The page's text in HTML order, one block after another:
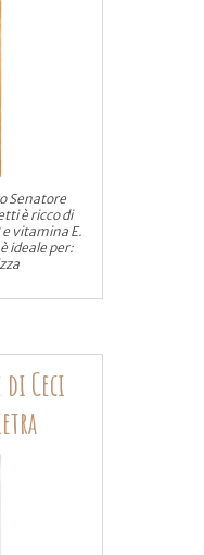
Senatore
è ricco di
vitamina E.
ideale per:
Ceci